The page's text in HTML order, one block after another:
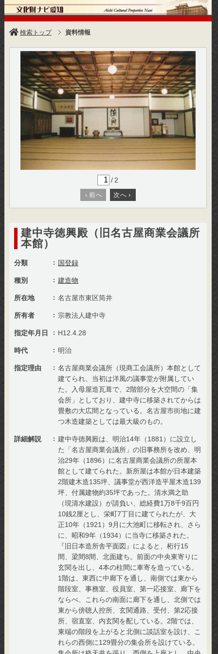
検索トップ 資料情報
/ 2
‹ 前へ 次へ ›
建中寺徳興殿（旧名古屋商業会議所
本館）
分類 国登録
種別 建造物
所在地 名古屋市東区筒井
所有者 宗教法人建中寺
指定年月日 H12.4.28
時代 明治
指定理由
名古屋商業会議所（現商工会議所）本館として
建てられ、当初は洋風の議事堂が附属してい
た。入母屋造瓦葺で、2階部分を大空間の「集
会所」としており、建中寺に移築されてからは
畳敷の大広間となっている。名古屋市街地に建
つ木造建築としては最大級のもの。
詳細解説
建中寺徳興殿は、明治14年（1881）に設立し
た「名古屋商業会議所」の旧事務所を改め、明
治29年（1896）に名古屋商業会議所の所屋本
館として建てられた。新所屋は本館が日本建築
2階建木造135坪、議事堂が西洋造平屋木造139
坪、付属建物約35坪であった。清水満之助
（現清水建設）が請負い、総経費1万8千9百円
10銭2厘とし、栄町7丁目に建てられたが、大
正10年（1921）9月に大池町に移転され、さら
に、昭和9年（1934）に当寺に移築された。
『旧日本造所舎平面図』によると、桁行15
間、梁間8間、北面建ち。前面の中央東寄りに
玄関を出し、4本の柱間に車寄を造っている。
1階は、東西に中廊下を通し、南側では東から
階段室、事務室、役員室、第一応接室、廊下を
ならべ、これらの南面に廊下を通し、北側では
東から傍聴人控所、玄関通路、受付、第2応接
所、宿直室、内玄関を配している。2階では、
東端の階段を上がると北側に談話室を設け、こ
れらの西側に129畳分の集会所を設けている。